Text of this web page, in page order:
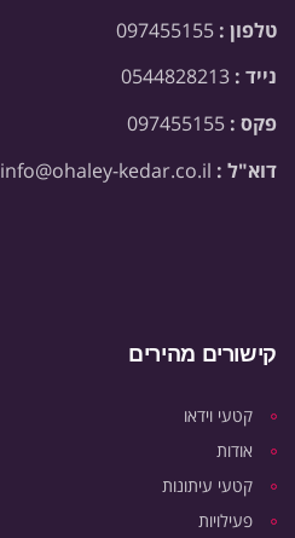
טלפון : 097455155
נייד : 0544828213
פקס : 097455155
דוא"ל : info@ohaley-kedar.co.il
קישורים מהירים
קטעי וידאו
אודות
קטעי עיתונות
פעילויות